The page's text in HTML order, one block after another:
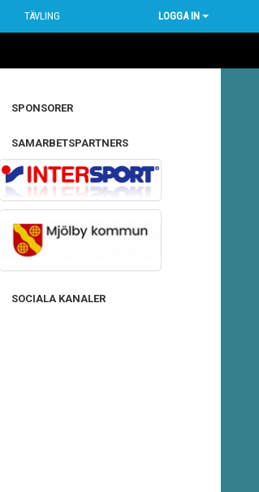
TÄVLING LOGGA IN
SPONSORER
SAMARBETSPARTNERS
SOCIALA KANALER